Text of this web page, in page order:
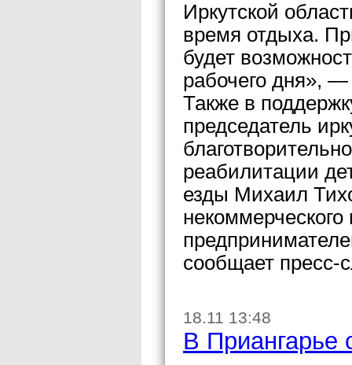
Иркутской
время отдыха.
будет
рабочего дня»,
Также в
председатель
реабилитации
езды Михаил
сообщает пресс-
18.11 13:48
В Приангарье